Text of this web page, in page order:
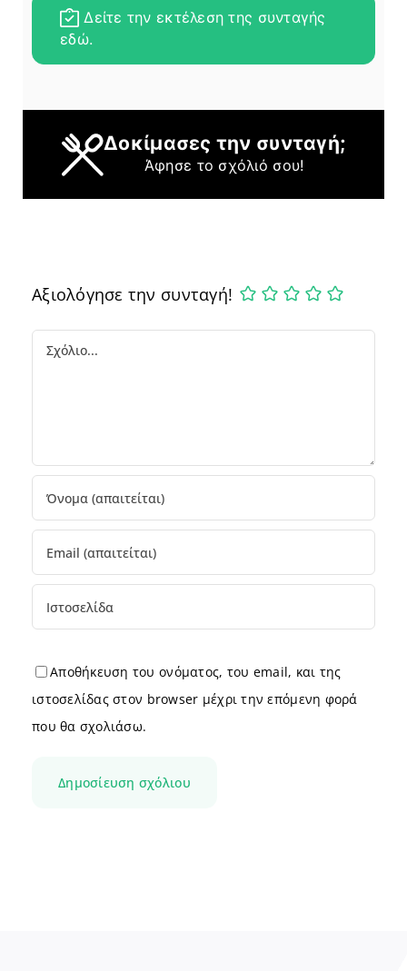
Δείτε την εκτέλεση της συνταγής
εδώ.
Δοκίμασες την συνταγή;
Άφησε το σχόλιό σου!
Αξιολόγησε την συνταγή!
Comment
Αποθήκευση του ονόματος, του email, και της
ιστοσελίδας στον browser μέχρι την επόμενη φορά
που θα σχολιάσω.